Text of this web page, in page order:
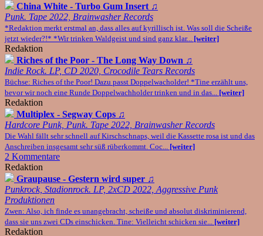
China White - Turbo Gum Insert ♫
Punk. Tape 2022, Brainwasher Records
*Redaktion merkt erstmal an, dass alles auf kyrillisch ist. Was soll die Scheiße
jetzt wieder?!* *Wir trinken Waldgeist und sind ganz klar... [weiter]
Redaktion
Riches of the Poor - The Long Way Down ♫
Indie Rock. LP, CD 2020, Crocodile Tears Records
Büchse: Riches of the Poor! Dazu passt Doppelwacholder! *Tine erzählt uns,
bevor wir noch eine Runde Doppelwachholder trinken und in das... [weiter]
Redaktion
Multiplex - Segway Cops ♫
Hardcore Punk, Punk. Tape 2022, Brainwasher Records
Die Wahl fällt sehr schnell auf Kirschschnaps, weil die Kassette rosa ist und das
Anschreiben insgesamt sehr süß rüberkommt. Coc... [weiter]
2 Kommentare
Redaktion
Graupause - Gestern wird super ♫
Punkrock, Stadionrock. LP, 2xCD 2022, Aggressive Punk
Produktionen
Zwen: Also, ich finde es unangebracht, scheiße und absolut diskriminierend,
dass sie uns zwei CDs einschicken. Tine: Vielleicht schicken sie... [weiter]
Redaktion